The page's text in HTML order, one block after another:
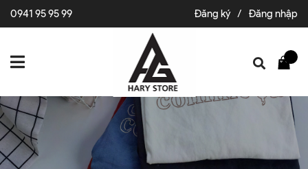
0941 95 95 99 Đăng ký / Đăng nhập